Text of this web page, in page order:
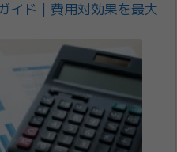
イド｜費用対効果を最大